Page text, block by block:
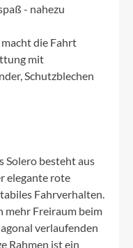
- nahezu
die Fahrt
mit
Schutzblechen
Solero besteht aus
elegante rote
Fahrverhalten.
mehr Freiraum beim
verlaufenden
Rahmen ist ein